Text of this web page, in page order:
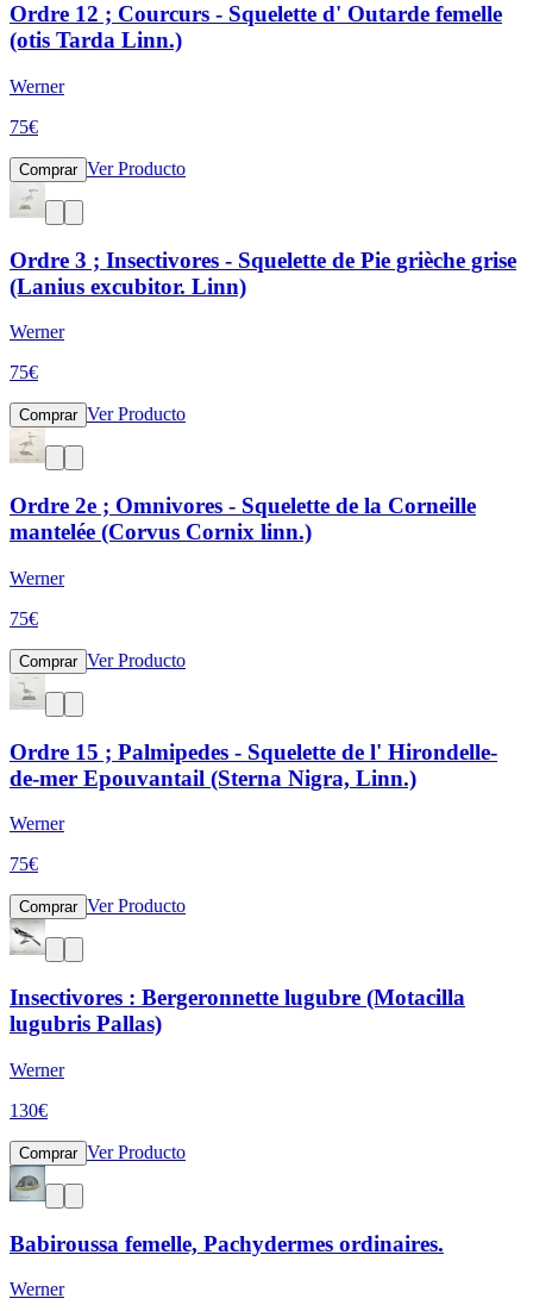
Ordre 12 ; Courcurs - Squelette d' Outarde femelle
(otis Tarda Linn.)
Werner
75€
Comprar Ver Producto
Ordre 3 ; Insectivores - Squelette de Pie grièche grise
(Lanius excubitor. Linn)
Werner
75€
Comprar Ver Producto
Ordre 2e ; Omnivores - Squelette de la Corneille
mantelée (Corvus Cornix linn.)
Werner
75€
Comprar Ver Producto
Ordre 15 ; Palmipedes - Squelette de l' Hirondelle-
de-mer Epouvantail (Sterna Nigra, Linn.)
Werner
75€
Comprar Ver Producto
Insectivores : Bergeronnette lugubre (Motacilla
lugubris Pallas)
Werner
130€
Comprar Ver Producto
Babiroussa femelle, Pachydermes ordinaires.
Werner